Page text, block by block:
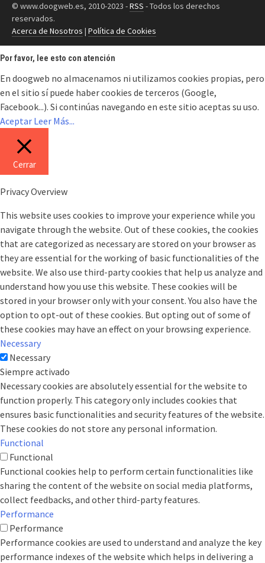
© www.doogweb.es, 2010-2023 -RSS - Todos los derechos
reservados.
Acerca de Nosotros | Política de Cookies
Por favor, lee esto con atención
En doogweb no almacenamos ni utilizamos cookies propias, pero
en el sitio sí puede haber cookies de terceros (Google,
Facebook...). Si continúas navegando en este sitio aceptas su uso.
Aceptar Leer Más...
Cerrar
Privacy Overview
This website uses cookies to improve your experience while you
navigate through the website. Out of these cookies, the cookies
that are categorized as necessary are stored on your browser as
they are essential for the working of basic functionalities of the
website. We also use third-party cookies that help us analyze and
understand how you use this website. These cookies will be
stored in your browser only with your consent. You also have the
option to opt-out of these cookies. But opting out of some of
these cookies may have an effect on your browsing experience.
Necessary
Necessary
Siempre activado
Necessary cookies are absolutely essential for the website to
function properly. This category only includes cookies that
ensures basic functionalities and security features of the website.
These cookies do not store any personal information.
Functional
Functional
Functional cookies help to perform certain functionalities like
sharing the content of the website on social media platforms,
collect feedbacks, and other third-party features.
Performance
Performance
Performance cookies are used to understand and analyze the key
performance indexes of the website which helps in delivering a